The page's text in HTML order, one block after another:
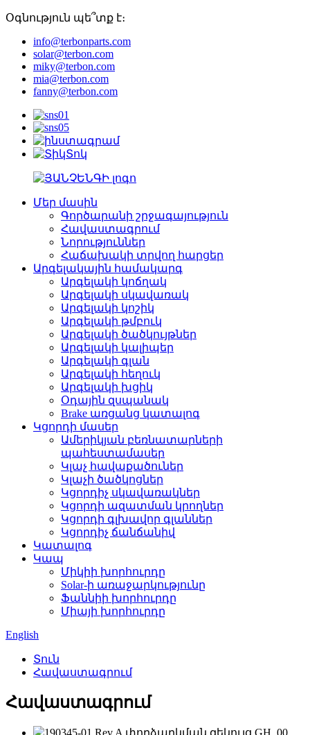
Օգնություն պե՞տք է։
info@terbonparts.com
solar@terbon.com
miky@terbon.com
mia@terbon.com
fanny@terbon.com
Մեր մասին
Գործարանի շրջագայություն
Հավաստագրում
Նորություններ
Հաճախակի տրվող հարցեր
Արգելակային համակարգ
Արգելակի կոճղակ
Արգելակի սկավառակ
Արգելակի կոշիկ
Արգելակի թմբուկ
Արգելակի ծածկույթներ
Արգելակի կալիպեր
Արգելակի գլան
Արգելակի հեղուկ
Արգելակի խցիկ
Օդային զսպանակ
Brake առցանց կատալոգ
Կցորդի մասեր
Ամերիկյան բեռնատարների
պահեստամասեր
Կլաչ հավաքածուներ
Կլաչի ծածկոցներ
Կցորդիչ սկավառակներ
Կցորդի ազատման կրողներ
Կցորդի գլխավոր գլաններ
Կցորդիչ ճանճանիվ
Կատալոգ
Կապ
Միկիի խորհուրդը
Solar-ի առաջարկությունը
Ֆաննիի խորհուրդը
Միայի խորհուրդը
English
Տուն
Հավաստագրում
Հավաստագրում